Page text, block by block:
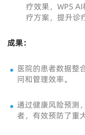
疗效果，WPS
疗方案，提升诊
成果：
医院的患者数据整
问和管理效率。
通过健康风险预测
者，有效预防了重